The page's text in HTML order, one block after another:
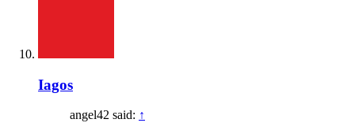
Iagos
angel42 said: ↑